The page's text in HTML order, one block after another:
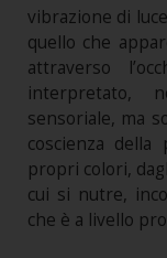
vibrazione di
quello che
attraverso
interpretato,
sensoriale, ma
coscienza
propri colori,
cui si nutre,
che è a livello